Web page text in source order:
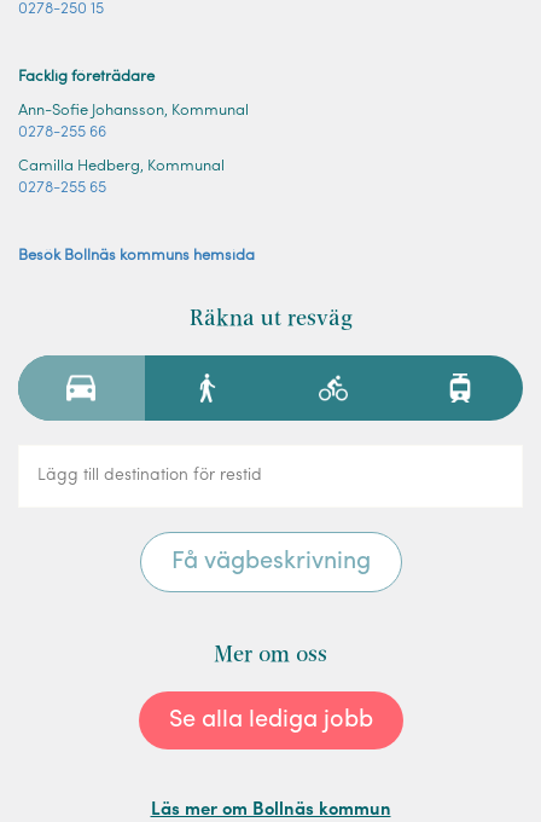
0278-250 15
Facklig företrädare
Ann-Sofie Johansson, Kommunal
0278-255 66
Camilla Hedberg, Kommunal
0278-255 65
Besök Bollnäs kommuns hemsida
Räkna ut resväg
Mer om oss
Se alla lediga jobb
Läs mer om Bollnäs kommun